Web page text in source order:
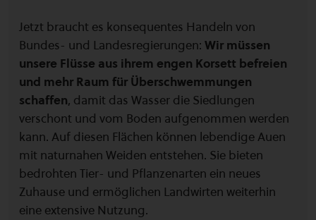
Jetzt braucht es konsequentes Handeln von
Bundes- und Landesregierungen: Wir müssen
unsere Flüsse aus ihrem engen Korsett befreien
und mehr Raum für Überschwemmungen
schaffen, damit das Wasser die Siedlungen
verschont und vom Boden aufgenommen werden
kann. Auf diesen Flächen können lebendige Auen
mit naturnahen Weiden entstehen. Sie bieten
bedrohten Tier- und Pflanzenarten ein neues
Zuhause und ermöglichen Landwirten weiterhin
eine extensive Nutzung.